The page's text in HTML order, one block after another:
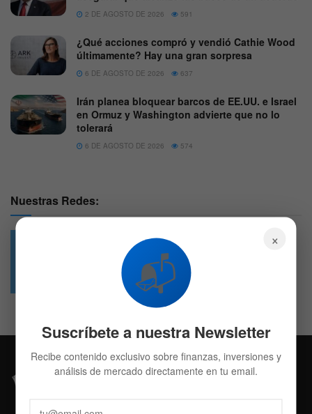
2 DE AGOSTO DE 2026 591
¿Qué acciones compró y vendió Cathie Wood
últimamente? Hay una gran sorpresa
6 DE AGOSTO DE 2026 637
Irán planea bloquear barcos de EE.UU. e Israel
en Ormuz y Washington advierte que no lo
tolerará
6 DE AGOSTO DE 2026 574
Nuestras Redes:
4.7k
Followers
×
📬
Suscríbete a nuestra Newsletter
Recibe contenido exclusivo sobre finanzas, inversiones y
análisis de mercado directamente en tu email.